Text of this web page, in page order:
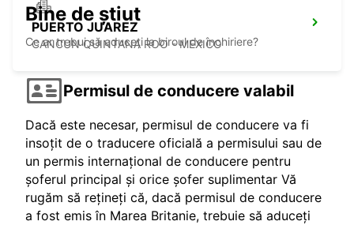
PUERTO JUAREZ
CANCUN QUINTANA ROO - MEXICO
Bine de știut
Ce ar trebui să aduceți la biroul de închiriere?
Permisul de conducere valabil
Dacă este necesar, permisul de conducere va fi
insoțit de o traducere oficială a permisului sau de
un permis internațional de conducere pentru
șoferul principal și orice șofer suplimentar Vă
rugăm să rețineți că, dacă permisul de conducere
a fost emis în Marea Britanie, trebuie să aduceți